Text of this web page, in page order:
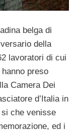
belga di
della
lavoratori di cui
preso
Camera Dei
d’Italia in
si che venisse
ed i